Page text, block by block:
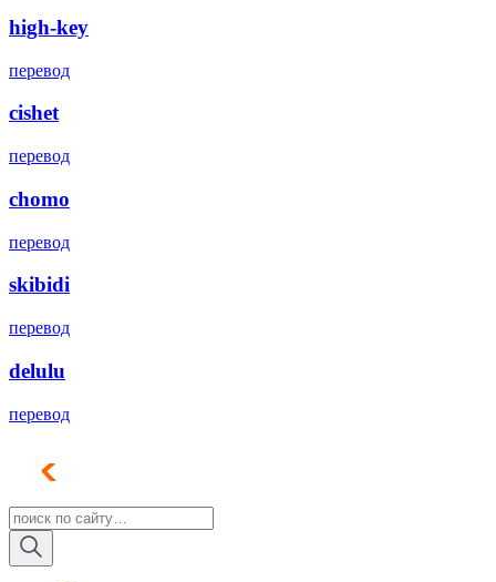
high-key
перевод
cishet
перевод
chomo
перевод
skibidi
перевод
delulu
перевод